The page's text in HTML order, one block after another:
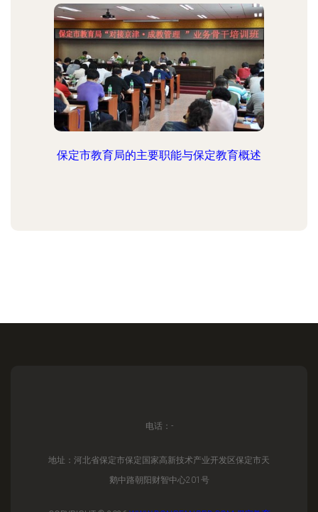
保定市教育局的主要职能与保定教育概述
电话：-
地址：河北省保定市保定国家高新技术产业开发区保定市天
鹅中路朝阳财智中心201号